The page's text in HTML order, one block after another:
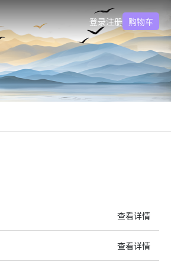
登录注册 购物车
查看详情
查看详情